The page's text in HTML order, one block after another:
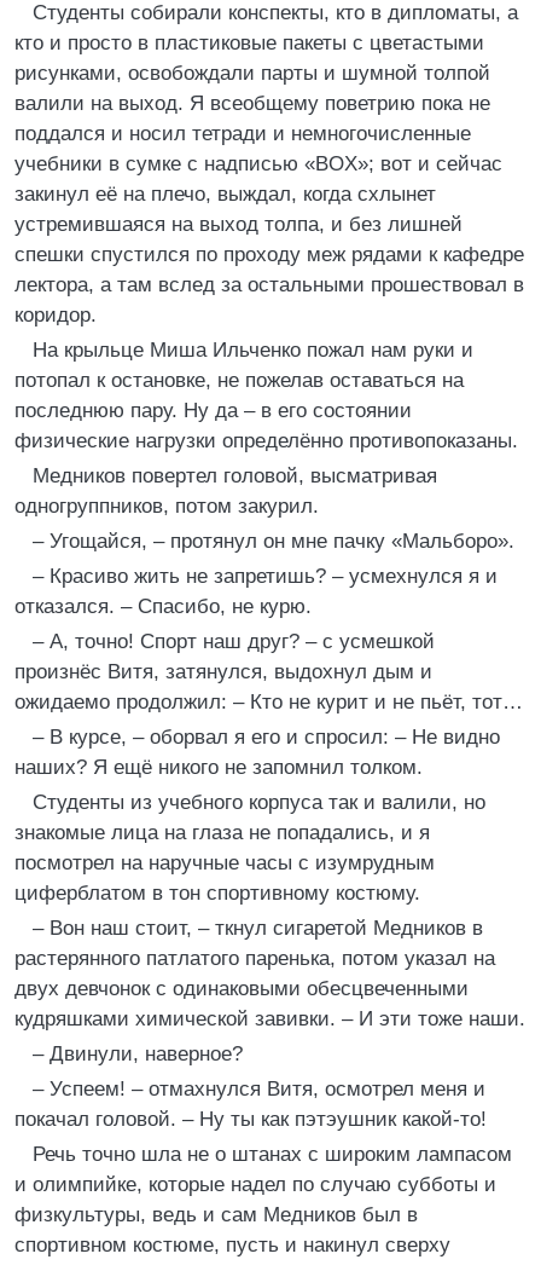
Студенты собирали конспекты, кто в дипломаты, а
кто и просто в пластиковые пакеты с цветастыми
рисунками, освобождали парты и шумной толпой
валили на выход. Я всеобщему поветрию пока не
поддался и носил тетради и немногочисленные
учебники в сумке с надписью «BOX»; вот и сейчас
закинул её на плечо, выждал, когда схлынет
устремившаяся на выход толпа, и без лишней
спешки спустился по проходу меж рядами к кафедре
лектора, а там вслед за остальными прошествовал в
коридор.
На крыльце Миша Ильченко пожал нам руки и
потопал к остановке, не пожелав оставаться на
последнюю пару. Ну да – в его состоянии
физические нагрузки определённо противопоказаны.
Медников повертел головой, высматривая
одногруппников, потом закурил.
– Угощайся, – протянул он мне пачку «Мальборо».
– Красиво жить не запретишь? – усмехнулся я и
отказался. – Спасибо, не курю.
– А, точно! Спорт наш друг? – с усмешкой
произнёс Витя, затянулся, выдохнул дым и
ожидаемо продолжил: – Кто не курит и не пьёт, тот…
– В курсе, – оборвал я его и спросил: – Не видно
наших? Я ещё никого не запомнил толком.
Студенты из учебного корпуса так и валили, но
знакомые лица на глаза не попадались, и я
посмотрел на наручные часы с изумрудным
циферблатом в тон спортивному костюму.
– Вон наш стоит, – ткнул сигаретой Медников в
растерянного патлатого паренька, потом указал на
двух девчонок с одинаковыми обесцвеченными
кудряшками химической завивки. – И эти тоже наши.
– Двинули, наверное?
– Успеем! – отмахнулся Витя, осмотрел меня и
покачал головой. – Ну ты как пэтэушник какой-то!
Речь точно шла не о штанах с широким лампасом
и олимпийке, которые надел по случаю субботы и
физкультуры, ведь и сам Медников был в
спортивном костюме, пусть и накинул сверху